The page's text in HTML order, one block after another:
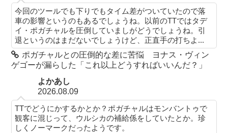
今回のツールでも下りでもタイム差がついていたので落
車の影響というのもあるでしょうね。以前のTTではタデ
イ・ポガチャルを圧倒していましがどうでしょうね。引
退というのはまだないでしょうけど、正直手の打ちよ...
ポガチャルとの圧倒的な差に苦悩 ヨナス・ヴィン
ゲゴーが漏らした「これ以上どうすればいいんだ？」
よかあし
2026.08.09
TTでどうにかするかとか？ポガチャルはモンバントゥで
観客に混じって、ウルシカの補給係をしていたとか。珍
しくノーマークだったようです。